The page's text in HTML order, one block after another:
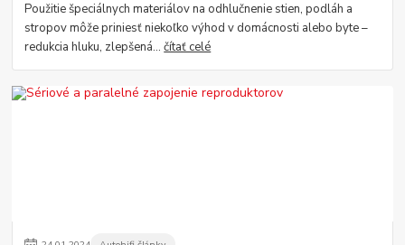
Použitie špeciálnych materiálov na odhlučnenie stien, podláh a
stropov môže priniesť niekoľko výhod v domácnosti alebo byte –
redukcia hluku, zlepšená...čítať celé